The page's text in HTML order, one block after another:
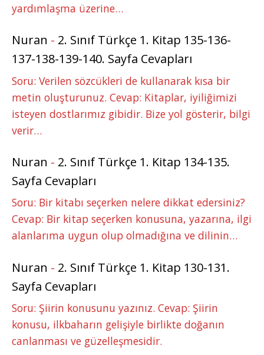
yardımlaşma üzerine…
Nuran - 2. Sınıf Türkçe 1. Kitap 135-136-
137-138-139-140. Sayfa Cevapları
Soru: Verilen sözcükleri de kullanarak kısa bir
metin oluşturunuz. Cevap: Kitaplar, iyiliğimizi
isteyen dostlarımız gibidir. Bize yol gösterir, bilgi
verir…
Nuran - 2. Sınıf Türkçe 1. Kitap 134-135.
Sayfa Cevapları
Soru: Bir kitabı seçerken nelere dikkat edersiniz?
Cevap: Bir kitap seçerken konusuna, yazarına, ilgi
alanlarıma uygun olup olmadığına ve dilinin…
Nuran - 2. Sınıf Türkçe 1. Kitap 130-131.
Sayfa Cevapları
Soru: Şiirin konusunu yazınız. Cevap: Şiirin
konusu, ilkbaharın gelişiyle birlikte doğanın
canlanması ve güzelleşmesidir.